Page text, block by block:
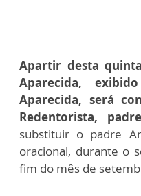
Apartir desta
Aparecida,
Aparecida, será
Redentorista,
substituir o padre
oracional, durante o
fim do mês de